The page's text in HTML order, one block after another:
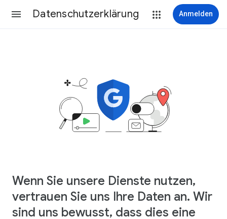
Datenschutzerklärung Anmelden
Wenn Sie unsere Dienste nutzen,
vertrauen Sie uns Ihre Daten an. Wir
sind uns bewusst, dass dies eine